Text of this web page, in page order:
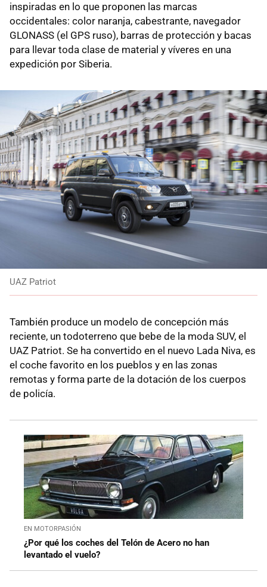
inspiradas en lo que proponen las marcas
occidentales: color naranja, cabestrante, navegador
GLONASS (el GPS ruso), barras de protección y bacas
para llevar toda clase de material y víveres en una
expedición por Siberia.
UAZ Patriot
También produce un modelo de concepción más
reciente, un todoterreno que bebe de la moda SUV, el
UAZ Patriot. Se ha convertido en el nuevo Lada Niva, es
el coche favorito en los pueblos y en las zonas
remotas y forma parte de la dotación de los cuerpos
de policía.
EN MOTORPASIÓN
¿Por qué los coches del Telón de Acero no han
levantado el vuelo?